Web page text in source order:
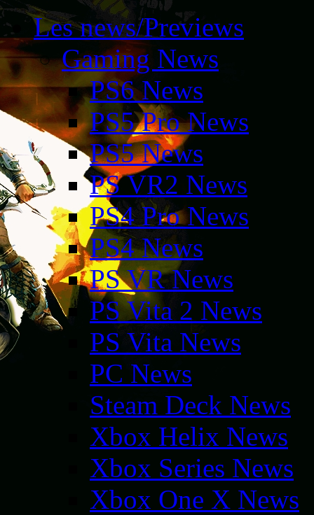
Les news/Previews
Gaming News
PS6 News
PS5 Pro News
PS5 News
PS VR2 News
PS4 Pro News
PS4 News
PS VR News
PS Vita 2 News
PS Vita News
PC News
Steam Deck News
Xbox Helix News
Xbox Series News
Xbox One X News